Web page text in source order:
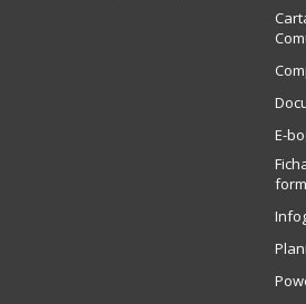
E-